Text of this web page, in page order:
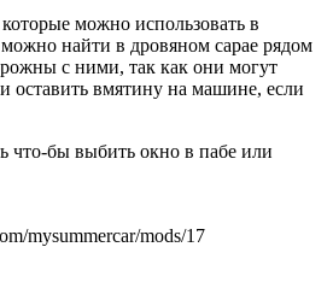
можно использовать в
найти в дровяном сарае рядом
с ними, так как они могут
оставить вмятину на машине, если
что-бы выбить окно в пабе или
mysummercar/mods/17